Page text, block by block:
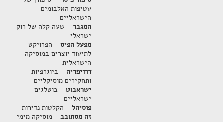
עטיפות האלבומים
הישראליים
המגבר- שעה קלה של רוק
ישראלי
מפעל הפיס- הפרויקט
לתיעוד יוצרים במוסיקה
הישראלית
דודיפדיה - ביוגרפיות
ותחקירים מוסיקליים
ישראבוט - בוטלגים
ישראליים
פוסיהל- הקלטות נדירות
זה מסתובב- מוסיקה מימי